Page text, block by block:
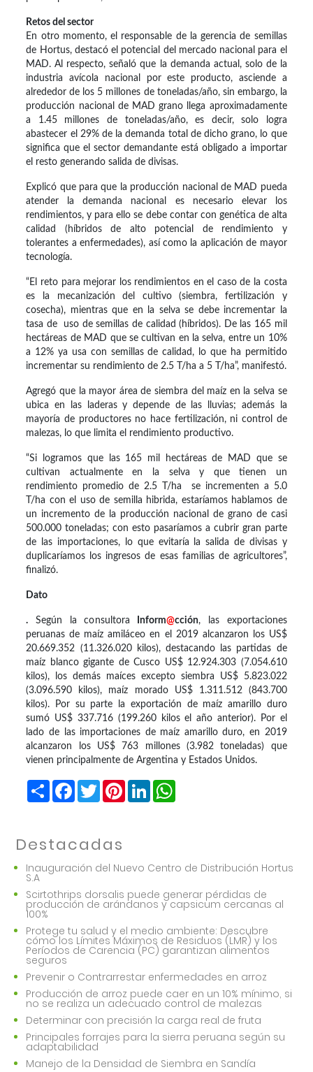
Retos del sector
En otro momento, el responsable de la gerencia de semillas
de Hortus, destacó el potencial del mercado nacional para el
MAD. Al respecto, señaló que la demanda actual, solo de la
industria avícola nacional por este producto, asciende a
alrededor de los 5 millones de toneladas/año, sin embargo, la
producción nacional de MAD grano llega aproximadamente
a 1.45 millones de toneladas/año, es decir, solo logra
abastecer el 29% de la demanda total de dicho grano, lo que
significa que el sector demandante está obligado a importar
el resto generando salida de divisas.
Explicó que para que la producción nacional de MAD pueda
atender la demanda nacional es necesario elevar los
rendimientos, y para ello se debe contar con genética de alta
calidad (híbridos de alto potencial de rendimiento y
tolerantes a enfermedades), así como la aplicación de mayor
tecnología.
“El reto para mejorar los rendimientos en el caso de la costa
es la mecanización del cultivo (siembra, fertilización y
cosecha), mientras que en la selva se debe incrementar la
tasa de uso de semillas de calidad (híbridos). De las 165 mil
hectáreas de MAD que se cultivan en la selva, entre un 10%
a 12% ya usa con semillas de calidad, lo que ha permitido
incrementar su rendimiento de 2.5 T/ha a 5 T/ha”, manifestó.
Agregó que la mayor área de siembra del maíz en la selva se
ubica en las laderas y depende de las lluvias; además la
mayoría de productores no hace fertilización, ni control de
malezas, lo que limita el rendimiento productivo.
“Si logramos que las 165 mil hectáreas de MAD que se
cultivan actualmente en la selva y que tienen un
rendimiento promedio de 2.5 T/ha se incrementen a 5.0
T/ha con el uso de semilla hibrida, estaríamos hablamos de
un incremento de la producción nacional de grano de casi
500.000 toneladas; con esto pasaríamos a cubrir gran parte
de las importaciones, lo que evitaría la salida de divisas y
duplicaríamos los ingresos de esas familias de agricultores”,
finalizó.
Dato
. Según la consultora Inform@cción, las exportaciones
peruanas de maíz amiláceo en el 2019 alcanzaron los US$
20.669.352 (11.326.020 kilos), destacando las partidas de
maíz blanco gigante de Cusco US$ 12.924.303 (7.054.610
kilos), los demás maíces excepto siembra US$ 5.823.022
(3.096.590 kilos), maíz morado US$ 1.311.512 (843.700
kilos). Por su parte la exportación de maíz amarillo duro
sumó US$ 337.716 (199.260 kilos el año anterior). Por el
lado de las importaciones de maíz amarillo duro, en 2019
alcanzaron los US$ 763 millones (3.982 toneladas) que
vienen principalmente de Argentina y Estados Unidos.
ShareFacebook
TwitterPinterest
LinkedIn
Destacadas
Inauguración del Nuevo Centro de Distribución Hortus
S.A
Scirtothrips dorsalis puede generar pérdidas de
producción de arándanos y capsicum cercanas al
100%
Protege tu salud y el medio ambiente: Descubre
cómo los Límites Máximos de Residuos (LMR) y los
Períodos de Carencia (PC) garantizan alimentos
seguros
Prevenir o Contrarrestar enfermedades en arroz
Producción de arroz puede caer en un 10% mínimo, si
no se realiza un adecuado control de malezas
Determinar con precisión la carga real de fruta
Principales forrajes para la sierra peruana según su
adaptabilidad
Manejo de la Densidad de Siembra en Sandía